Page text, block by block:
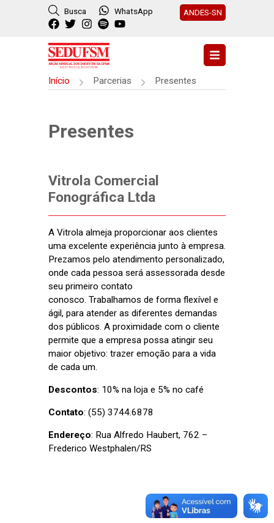
Busca WhatsApp ANDES-SN
Início Parcerias Presentes
Presentes
Vitrola Comercial
Fonográfica Ltda
A Vitrola almeja proporcionar aos clientes
uma excelente experiência junto à empresa.
Prezamos pelo atendimento personalizado,
onde cada pessoa será assessorada desde
seu primeiro contato
conosco. Trabalhamos de forma flexível e
ágil, para atender as diferentes demandas
dos públicos. A proximidade com o cliente
permite que a empresa possa atingir seu
maior objetivo: trazer emoção para a vida
de cada um.
Descontos: 10% na loja e 5% no café
Contato: (55) 3744.6878
Endereço: Rua Alfredo Haubert, 762 –
Frederico Westphalen/RS